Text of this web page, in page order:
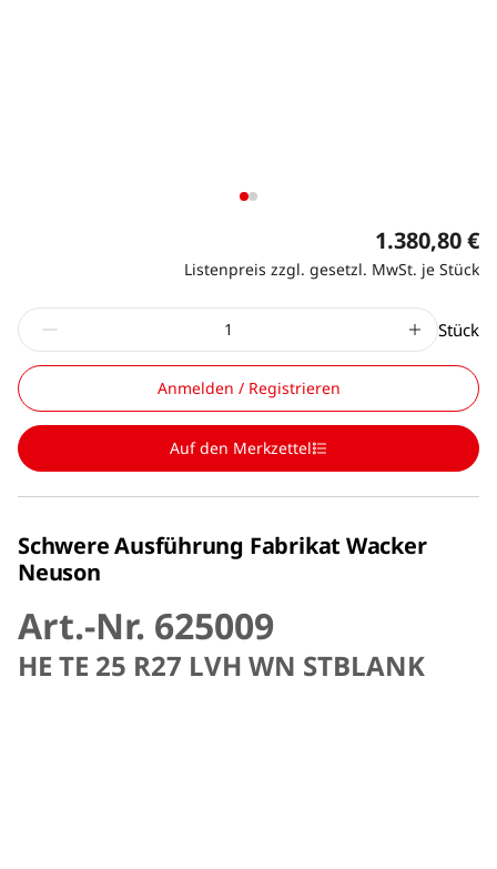
1.380,80 €
Listenpreis zzgl. gesetzl. MwSt. je Stück
Stück
Anmelden / Registrieren
Auf den Merkzettel
Schwere Ausführung Fabrikat Wacker
Neuson
Art.-Nr. 625009
HE TE 25 R27 LVH WN STBLANK